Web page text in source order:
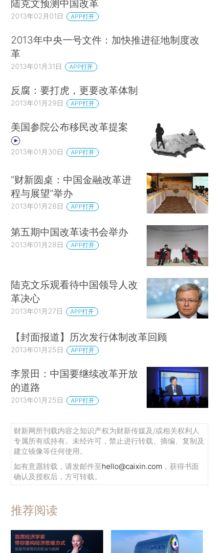
陆克文预测中国改革
2013年02月01日 APP打开
2013年中央一号文件：加快推进征地制度改
革
2013年01月31日 APP打开
反腐：要打虎，更要改革体制
2013年01月29日 APP打开
美国参院公布移民改革提案
2013年01月30日 APP打开
“财新圆桌：中国金融改革进
程与展望”举办
2013年01月28日 APP打开
第五期中国改革读书会举办
2013年01月28日 APP打开
陆克文乐观看待中国领导人改
革决心
2013年01月27日 APP打开
【封面报道】历次发行体制改革回顾
2013年01月25日 APP打开
李景田：中国要继续改革开放
的道路
2013年01月25日 APP打开
财新网所刊载内容之知识产权为财新传媒及/或相关权利人
专属所有或持有。未经许可，禁止进行转载、摘编、复制及
建立镜像等任何使用。
如有意愿转载，请发邮件至hello@caixin.com ，获得书面
确认及授权后，方可转载。
推荐阅读